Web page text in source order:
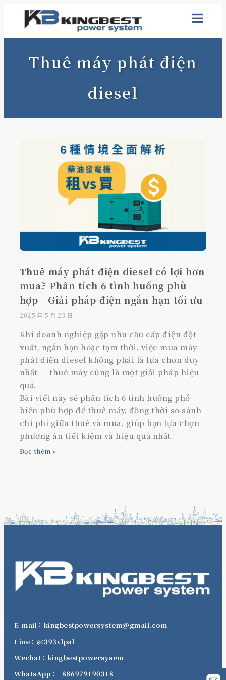
Thuê máy phát điện
diesel
Thuê máy phát điện diesel có lợi hơn
mua? Phân tích 6 tình huống phù
hợp｜Giải pháp điện ngắn hạn tối ưu
2025 年 5 月 23 日
Khi doanh nghiệp gặp nhu cầu cấp điện đột
xuất, ngắn hạn hoặc tạm thời, việc mua máy
phát điện diesel không phải là lựa chọn duy
nhất — thuê máy cũng là một giải pháp hiệu
quả.
Bài viết này sẽ phân tích 6 tình huống phổ
biến phù hợp để thuê máy, đồng thời so sánh
chi phí giữa thuê và mua, giúp bạn lựa chọn
phương án tiết kiệm và hiệu quả nhất.
Đọc thêm »
E-mail：kingbestpowersystem@gmail.com
Line：@393vlpal
Wechat：kingbestpowersysem
WhatsApp：+886979190318